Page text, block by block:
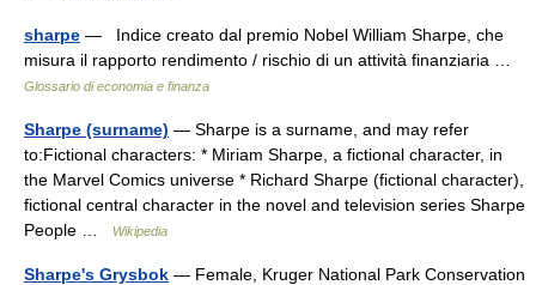
sharpe — Indice creato dal premio Nobel William Sharpe, che
misura il rapporto rendimento / rischio di un attività finanziaria …
Glossario di economia e finanza
Sharpe (surname) — Sharpe is a surname, and may refer
to:Fictional characters: * Miriam Sharpe, a fictional character, in
the Marvel Comics universe * Richard Sharpe (fictional character),
fictional central character in the novel and television series Sharpe
People …
Wikipedia
Sharpe's Grysbok — Female, Kruger National Park Conservation